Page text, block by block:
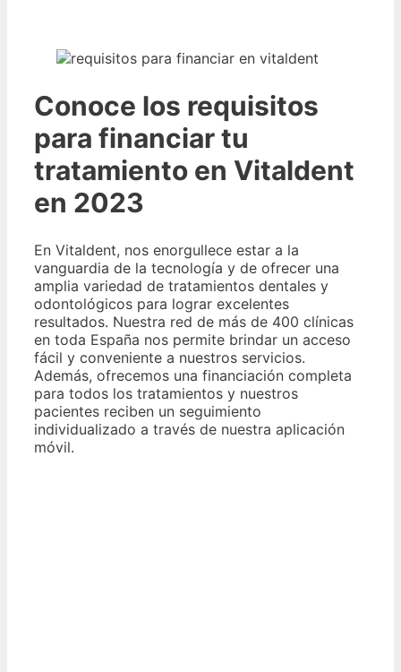
Conoce los requisitos
para financiar tu
tratamiento en Vitaldent
en 2023
En Vitaldent, nos enorgullece estar a la
vanguardia de la tecnología y de ofrecer una
amplia variedad de tratamientos dentales y
odontológicos para lograr excelentes
resultados. Nuestra red de más de 400 clínicas
en toda España nos permite brindar un acceso
fácil y conveniente a nuestros servicios.
Además, ofrecemos una financiación completa
para todos los tratamientos y nuestros
pacientes reciben un seguimiento
individualizado a través de nuestra aplicación
móvil.